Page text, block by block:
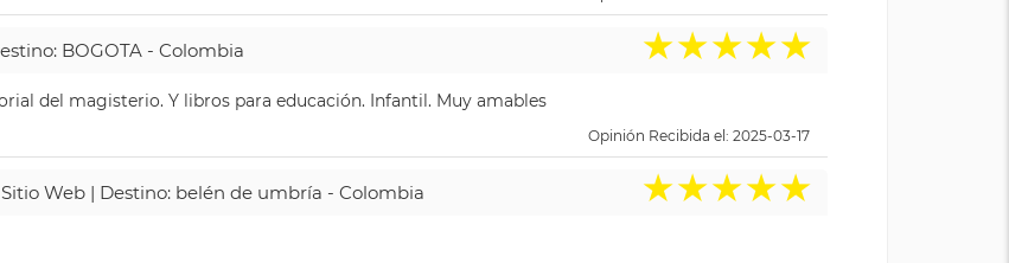
BOGOTA - Colombia ★★★★★
del magisterio. Y libros para educación. Infantil. Muy amables
Opinión Recibida el: 2025-03-17
Sitio Web | Destino: belén de umbría - Colombia ★★★★★